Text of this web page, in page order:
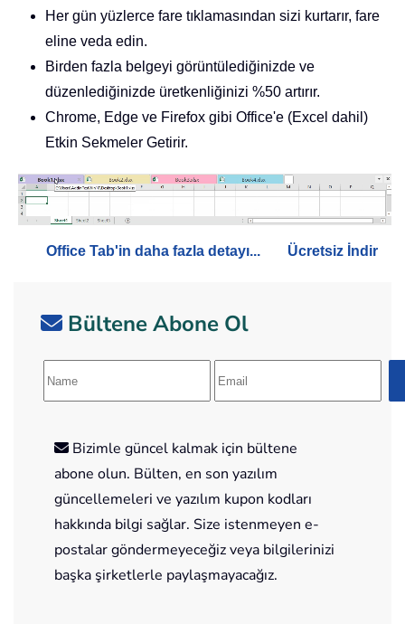
Her gün yüzlerce fare tıklamasından sizi kurtarır, fare
eline veda edin.
Birden fazla belgeyi görüntülediğinizde ve
düzenlediğinizde üretkenliğinizi %50 artırır.
Chrome, Edge ve Firefox gibi Office'e (Excel dahil)
Etkin Sekmeler Getirir.
Office Tab'in daha fazla detayı... Ücretsiz İndir
Bültene Abone Ol
Bizimle güncel kalmak için bültene
abone olun. Bülten, en son yazılım
güncellemeleri ve yazılım kupon kodları
hakkında bilgi sağlar. Size istenmeyen e-
postalar göndermeyeceğiz veya bilgilerinizi
başka şirketlerle paylaşmayacağız.